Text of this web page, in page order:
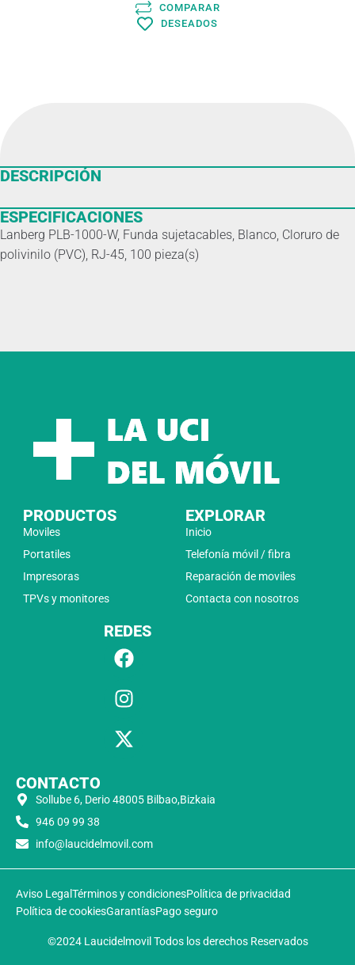
COMPARAR
DESEADOS
DESCRIPCIÓN
ESPECIFICACIONES
Lanberg PLB-1000-W, Funda sujetacables, Blanco, Cloruro de
polivinilo (PVC), RJ-45, 100 pieza(s)
PRODUCTOS
Moviles
Portatiles
Impresoras
TPVs y monitores
EXPLORAR
Inicio
Telefonía móvil / fibra
Reparación de moviles
Contacta con nosotros
REDES
CONTACTO
Sollube 6, Derio 48005 Bilbao,Bizkaia
946 09 99 38
info@laucidelmovil.com
Aviso Legal Términos y condicionesPolítica de privacidad
Política de cookiesGarantíasPago seguro
©2024 Laucidelmovil Todos los derechos Reservados